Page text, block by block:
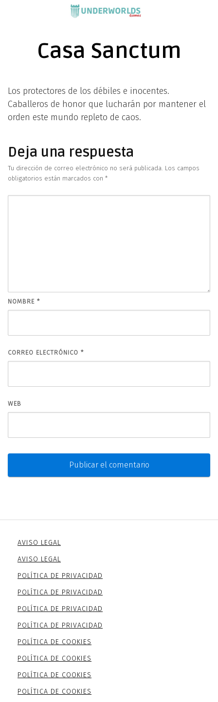
Casa Sanctum
Los protectores de los débiles e inocentes.
Caballeros de honor que lucharán por mantener el
orden este mundo repleto de caos.
Deja una respuesta
Tu dirección de correo electrónico no será publicada. Los campos
obligatorios están marcados con *
NOMBRE *
CORREO ELECTRÓNICO *
WEB
AVISO LEGAL
AVISO LEGAL
POLÍTICA DE PRIVACIDAD
POLÍTICA DE PRIVACIDAD
POLÍTICA DE PRIVACIDAD
POLÍTICA DE PRIVACIDAD
POLÍTICA DE COOKIES
POLÍTICA DE COOKIES
POLÍTICA DE COOKIES
POLÍTICA DE COOKIES